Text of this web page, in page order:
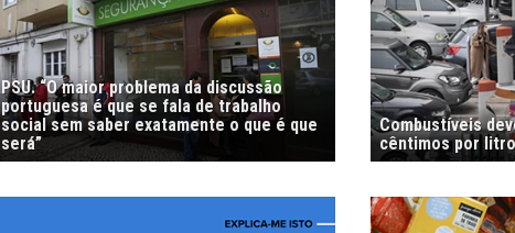
PSU. “O maior problema da discussão
portuguesa é que se fala de trabalho
social sem saber exatamente o que é que
será”
Combustíveis
cêntimos por